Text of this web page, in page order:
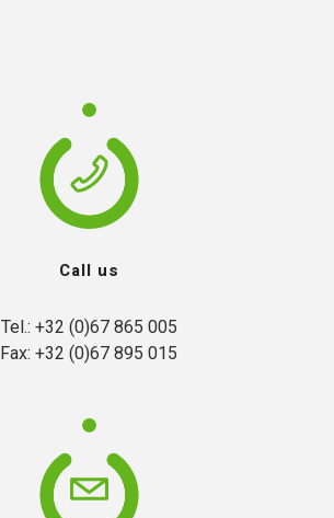
Call us
Tel.: +32 (0)67 865 005
Fax: +32 (0)67 895 015